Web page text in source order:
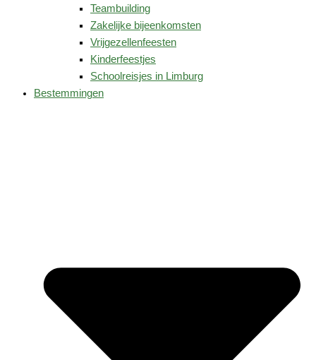
Teambuilding
Zakelijke bijeenkomsten
Vrijgezellenfeesten
Kinderfeestjes
Schoolreisjes in Limburg
Bestemmingen